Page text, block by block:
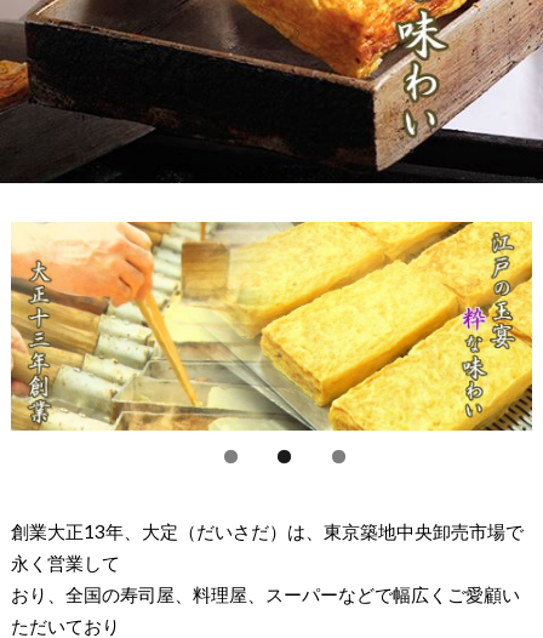
創業大正13年、大定（だいさだ）は、東京築地中央卸売市場で
永く営業して
おり、全国の寿司屋、料理屋、スーパーなどで幅広くご愛顧い
ただいており